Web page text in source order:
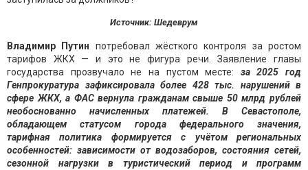
Источник: Шедеврум
Владимир Путин потребовал жёсткого контроля за ростом
тарифов ЖКХ — и это не фигура речи. Заявление главы
государства прозвучало не на пустом месте: за 2025 год
Генпрокуратура зафиксировала более 428 тыс. нарушений в
сфере ЖКХ, а ФАС вернула гражданам свыше 50 млрд рублей
необоснованно начисленных платежей. В Севастополе,
обладающем статусом города федерального значения,
тарифная политика формируется с учётом региональных
особенностей: зависимости от водозаборов, состояния сетей,
сезонной нагрузки в туристический период и программ